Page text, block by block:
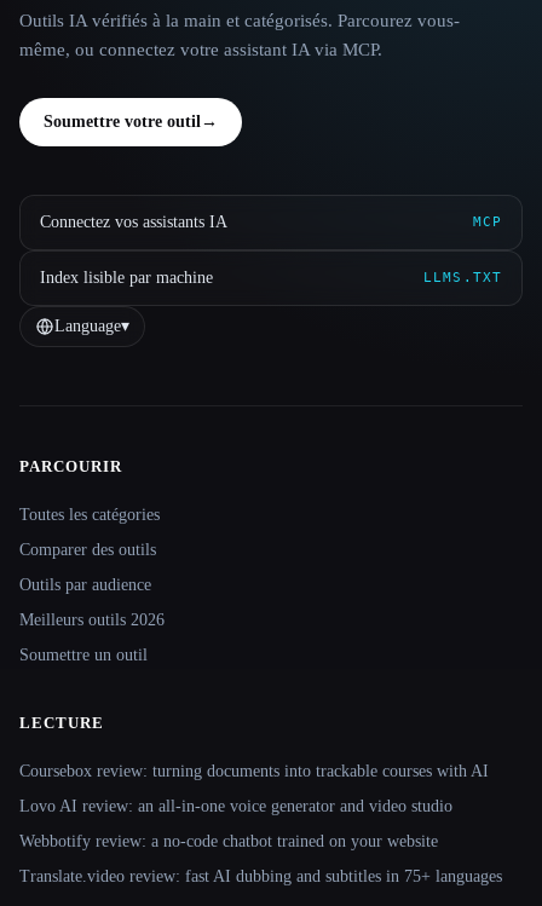
Outils IA vérifiés à la main et catégorisés. Parcourez vous-
même, ou connectez votre assistant IA via MCP.
Soumettre votre outil→
Connectez vos assistants IA MCP
Index lisible par machine LLMS.TXT
Language▾
Site navigation
PARCOURIR
Toutes les catégories
Comparer des outils
Outils par audience
Meilleurs outils 2026
Soumettre un outil
LECTURE
Coursebox review: turning documents into trackable courses with AI
Lovo AI review: an all-in-one voice generator and video studio
Webbotify review: a no-code chatbot trained on your website
Translate.video review: fast AI dubbing and subtitles in 75+ languages